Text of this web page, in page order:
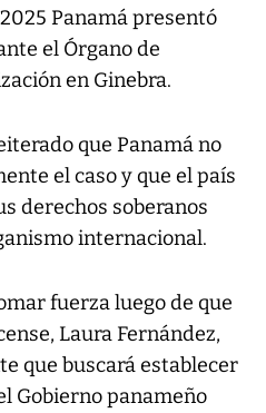
Panamá presentó
el Órgano de
en Ginebra.
que Panamá no
el caso y que el país
derechos soberanos
internacional.
fuerza luego de que
Laura Fernández,
que buscará establecer
Gobierno panameño